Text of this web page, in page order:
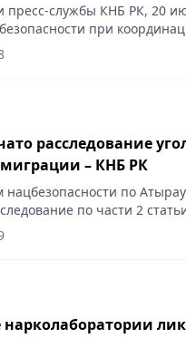
службы КНБ РК, 20
при
задержан
расследование
– КНБ РК
по
по части 2
незаконной миграции).
нарколаборатории